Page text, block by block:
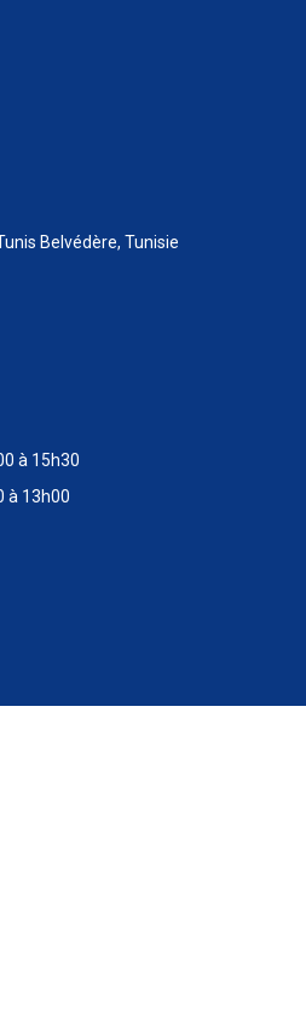
Belvédère, Tunisie
à 15h30
à 13h00